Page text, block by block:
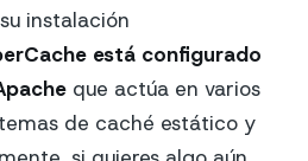
instalación
está configurado
que actúa en varios
de caché estático y